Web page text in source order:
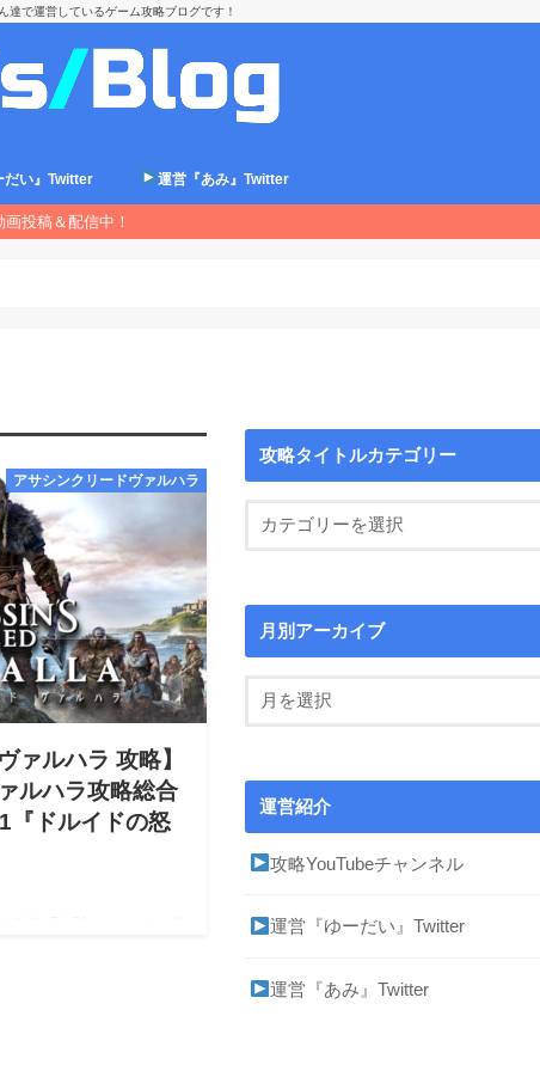
で運営しているゲーム攻略ブログです！
だい』Twitter 運営『あみ』Twitter
投稿＆配信中！
アサシンクリードヴァルハラ
ァルハラ 攻略】
ルハラ攻略総合
『ドルイドの怒
攻略タイトルカテゴリー
月別アーカイブ
運営紹介
攻略YouTubeチャンネル
運営『ゆーだい』Twitter
運営『あみ』Twitter